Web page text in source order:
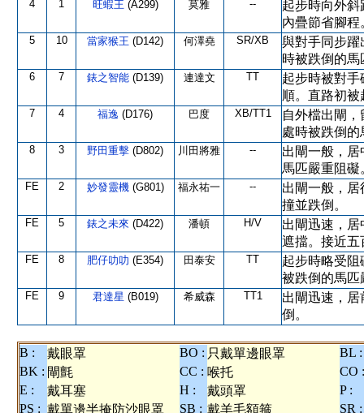
4 1 旺蝦王 (A299) 莫雅 --
起步時向外
內疊節省腳
5 10 當家猴王 (D142) 何澤堯 SR/XB
與對手同步躍
時被跌倒的
6 7 錶之智能 (D139) 連達文 TT
起步時被對
順。直路初
7 4 福逸 (D176) 巴度 XB/TT1
自外檔出閘
處時被跌倒
8 3 野田重擊 (D802) 川田將雅 --
出閘一般，
馬匹嚴重阻
FE 2 妙發靈機 (G801) 福永祐一 --
出閘一般，
撞並跌倒。
FE 5 錶之未來 (D422) 潘頓 H/V
出閘迅速，
遮擋。接近五
FE 8 肥仔叻叻 (E354) 田泰安 TT
起步時略受
被跌倒的馬匹
FE 9 君達星 (B019) 希威森 TT1
出閘迅速，
倒。
B : 戴眼罩 BO : 只戴單邊眼罩
BL :
BK : 閘氈 CC : 喉托
CO :
E :
戴耳塞 H : 戴頭罩
P :
PS : 戴單邊半掩防沙眼罩 SB : 戴羊毛額箍
SR :